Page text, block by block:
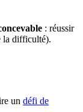
: réussir
la difficulté).
un défi de